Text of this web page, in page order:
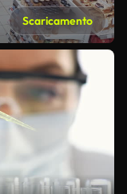
Scaricamento